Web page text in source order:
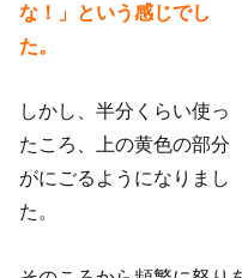
な！」という感じでし
た。
しかし、半分くらい使っ
たころ、上の黄色の部分
がにごるようになりまし
た。